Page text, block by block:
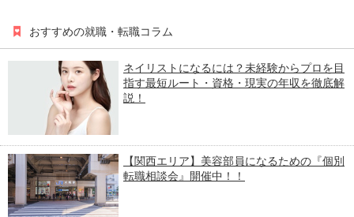
おすすめの就職・転職コラム
ネイリストになるには？未経験からプロを目
指す最短ルート・資格・現実の年収を徹底解
説！
【関西エリア】美容部員になるための『個別
転職相談会』開催中！！